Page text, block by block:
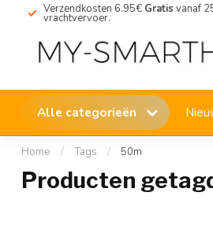
Verzendkosten 6.95€ Gratis vanaf
vrachtvervoer.
Alle categorieën
Home / Tags / 50m
Producten